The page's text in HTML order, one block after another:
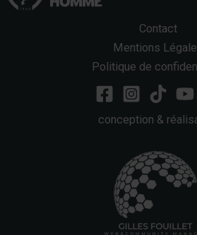
Contact
Mentions
Politique de
conception &